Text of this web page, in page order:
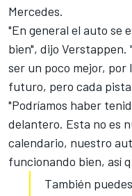
Mercedes.
"En general el auto se
bien", dijo
ser un poco mejor, por
futuro, pero cada
"Podríamos haber
delantero. Esta no es
calendario, nuestro
funcionando bien, así
También